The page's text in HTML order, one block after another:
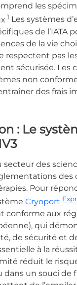
les
.1 Les systèmes
de
de la vie
respectent pas
sécurisée.
non
des frais
: Le
secteur des
des
Pour
Cryoport
aux
qui
de sécurité et
à la
réduit le
dans un souci de